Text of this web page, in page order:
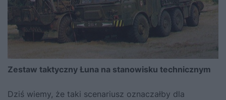
Zestaw taktyczny Łuna na stanowisku technicznym
Dziś wiemy, że taki scenariusz oznaczałby dla